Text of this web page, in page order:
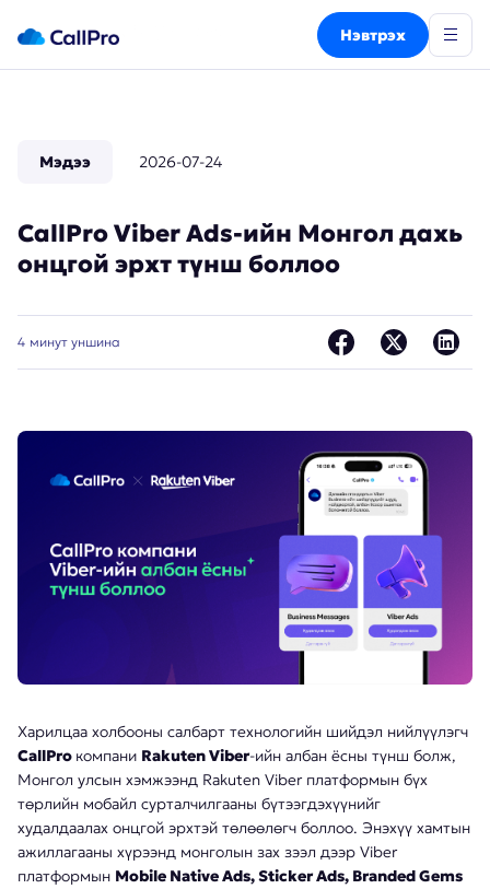
Нэвтрэх
Мэдээ 2026-07-24
CallPro Viber Ads-ийн Монгол дахь
онцгой эрхт түнш боллоо
4 минут уншина
Харилцаа холбооны салбарт технологийн шийдэл нийлүүлэгч
CallPro компани Rakuten Viber-ийн албан ёсны түнш болж,
Монгол улсын хэмжээнд Rakuten Viber платформын бүх
төрлийн мобайл сурталчилгааны бүтээгдэхүүнийг
худалдаалах онцгой эрхтэй төлөөлөгч боллоо. Энэхүү хамтын
ажиллагааны хүрээнд монголын зах зээл дээр Viber
платформын Mobile Native Ads, Sticker Ads, Branded Gems